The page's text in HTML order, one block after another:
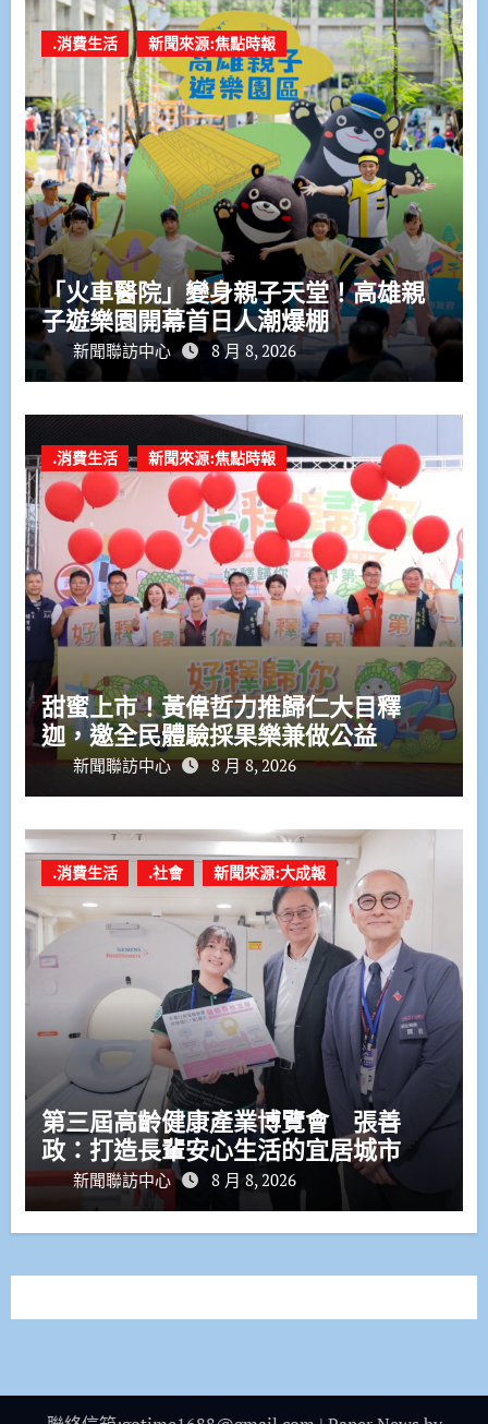
.消費生活 新聞來源:焦點時報
「火車醫院」變身親子天堂！高雄親
子遊樂園開幕首日人潮爆棚
新聞聯訪中心 8 月 8, 2026
.消費生活 新聞來源:焦點時報
甜蜜上市！黃偉哲力推歸仁大目釋
迦，邀全民體驗採果樂兼做公益
新聞聯訪中心 8 月 8, 2026
.消費生活 .社會 新聞來源:大成報
第三屆高齡健康產業博覽會 張善
政：打造長輩安心生活的宜居城市
新聞聯訪中心 8 月 8, 2026